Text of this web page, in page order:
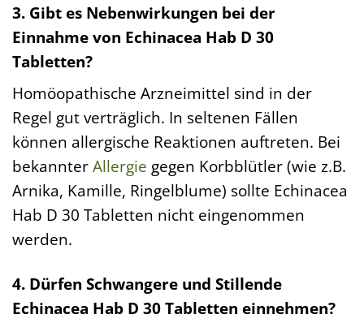
3. Gibt es Nebenwirkungen bei der
Einnahme von Echinacea Hab D 30
Tabletten?
Homöopathische Arzneimittel sind in der
Regel gut verträglich. In seltenen Fällen
können allergische Reaktionen auftreten. Bei
bekannterAllergie gegen Korbblütler (wie z.B.
Arnika, Kamille, Ringelblume) sollte Echinacea
Hab D 30 Tabletten nicht eingenommen
werden.
4. Dürfen Schwangere und Stillende
Echinacea Hab D 30 Tabletten einnehmen?